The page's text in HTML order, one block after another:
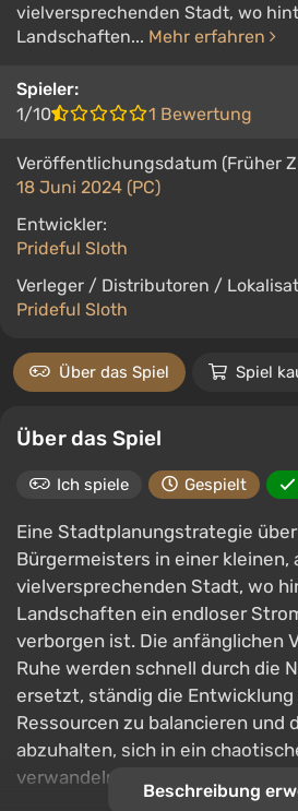
vielversprechenden Stadt, wo
Landschaften... Mehr erfahren
Spieler:
1/10
1 Bewertung
Veröffentlichungsdatum (Früher
18 Juni 2024 (PC)
Entwickler:
Prideful Sloth
Verleger / Distributoren /
Prideful Sloth
Über das Spiel Spiel
Über das Spiel
Ich spiele Gespielt
Eine Stadtplanungstrategie
Bürgermeisters in einer kleinen,
vielversprechenden Stadt, wo
Landschaften ein endloser
verborgen ist. Die anfänglichen
Ruhe werden schnell durch die
ersetzt, ständig die Entwicklung
Ressourcen zu balancieren und
abzuhalten, sich in ein
verwandeln.
Beschreibung